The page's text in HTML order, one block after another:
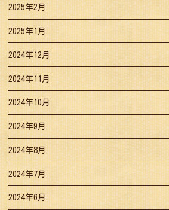
2025年2月
2025年1月
2024年12月
2024年11月
2024年10月
2024年9月
2024年8月
2024年7月
2024年6月